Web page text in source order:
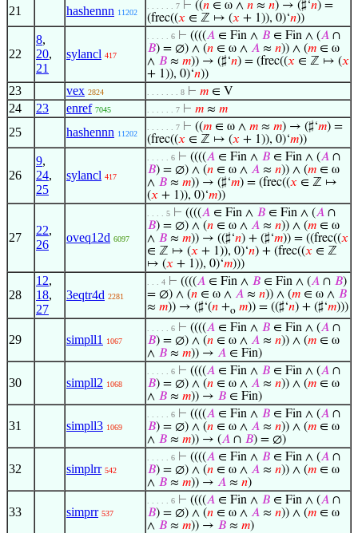
21 hashennn 11202
. . . . . . 7 ⊢ ((𝑛 ∈ ω ∧ 𝑛 ≈ 𝑛) → (♯‘𝑛) =
(frec((𝑥 ∈ ℤ ↦ (𝑥 + 1)), 0)‘𝑛))
22
8,
20,
21
sylancl 417
. . . . . 6 ⊢ ((((𝐴 ∈ Fin ∧ 𝐵 ∈ Fin ∧ (𝐴 ∩
𝐵) = ∅) ∧ (𝑛 ∈ ω ∧ 𝐴 ≈ 𝑛)) ∧ (𝑚 ∈ ω
∧ 𝐵 ≈ 𝑚)) → (♯‘𝑛) = (frec((𝑥 ∈ ℤ ↦ (𝑥
+ 1)), 0)‘𝑛))
23 vex 2824 . . . . . . . 8 ⊢ 𝑚 ∈ V
24 23 enref 7045 . . . . . . 7 ⊢ 𝑚 ≈ 𝑚
25 hashennn 11202
. . . . . . 7 ⊢ ((𝑚 ∈ ω ∧ 𝑚 ≈ 𝑚) → (♯‘𝑚) =
(frec((𝑥 ∈ ℤ ↦ (𝑥 + 1)), 0)‘𝑚))
26
9,
24,
25
sylancl 417
. . . . . 6 ⊢ ((((𝐴 ∈ Fin ∧ 𝐵 ∈ Fin ∧ (𝐴 ∩
𝐵) = ∅) ∧ (𝑛 ∈ ω ∧ 𝐴 ≈ 𝑛)) ∧ (𝑚 ∈ ω
∧ 𝐵 ≈ 𝑚)) → (♯‘𝑚) = (frec((𝑥 ∈ ℤ ↦
(𝑥 + 1)), 0)‘𝑚))
27
22,
26
oveq12d 6097
. . . . 5 ⊢ ((((𝐴 ∈ Fin ∧ 𝐵 ∈ Fin ∧ (𝐴 ∩
𝐵) = ∅) ∧ (𝑛 ∈ ω ∧ 𝐴 ≈ 𝑛)) ∧ (𝑚 ∈ ω
∧ 𝐵 ≈ 𝑚)) → ((♯‘𝑛) + (♯‘𝑚)) = ((frec((𝑥
∈ ℤ ↦ (𝑥 + 1)), 0)‘𝑛) + (frec((𝑥 ∈ ℤ
↦ (𝑥 + 1)), 0)‘𝑚)))
28
12,
18,
27
3eqtr4d 2281
. . . 4 ⊢ ((((𝐴 ∈ Fin ∧ 𝐵 ∈ Fin ∧ (𝐴 ∩ 𝐵)
= ∅) ∧ (𝑛 ∈ ω ∧ 𝐴 ≈ 𝑛)) ∧ (𝑚 ∈ ω ∧ 𝐵
≈ 𝑚)) → (♯‘(𝑛 +o 𝑚)) = ((♯‘𝑛) + (♯‘𝑚)))
29 simpll1 1067
. . . . . 6 ⊢ ((((𝐴 ∈ Fin ∧ 𝐵 ∈ Fin ∧ (𝐴 ∩
𝐵) = ∅) ∧ (𝑛 ∈ ω ∧ 𝐴 ≈ 𝑛)) ∧ (𝑚 ∈ ω
∧ 𝐵 ≈ 𝑚)) → 𝐴 ∈ Fin)
30 simpll2 1068
. . . . . 6 ⊢ ((((𝐴 ∈ Fin ∧ 𝐵 ∈ Fin ∧ (𝐴 ∩
𝐵) = ∅) ∧ (𝑛 ∈ ω ∧ 𝐴 ≈ 𝑛)) ∧ (𝑚 ∈ ω
∧ 𝐵 ≈ 𝑚)) → 𝐵 ∈ Fin)
31 simpll3 1069
. . . . . 6 ⊢ ((((𝐴 ∈ Fin ∧ 𝐵 ∈ Fin ∧ (𝐴 ∩
𝐵) = ∅) ∧ (𝑛 ∈ ω ∧ 𝐴 ≈ 𝑛)) ∧ (𝑚 ∈ ω
∧ 𝐵 ≈ 𝑚)) → (𝐴 ∩ 𝐵) = ∅)
32 simplrr 542
. . . . . 6 ⊢ ((((𝐴 ∈ Fin ∧ 𝐵 ∈ Fin ∧ (𝐴 ∩
𝐵) = ∅) ∧ (𝑛 ∈ ω ∧ 𝐴 ≈ 𝑛)) ∧ (𝑚 ∈ ω
∧ 𝐵 ≈ 𝑚)) → 𝐴 ≈ 𝑛)
33 simprr 537
. . . . . 6 ⊢ ((((𝐴 ∈ Fin ∧ 𝐵 ∈ Fin ∧ (𝐴 ∩
𝐵) = ∅) ∧ (𝑛 ∈ ω ∧ 𝐴 ≈ 𝑛)) ∧ (𝑚 ∈ ω
∧ 𝐵 ≈ 𝑚)) → 𝐵 ≈ 𝑚)